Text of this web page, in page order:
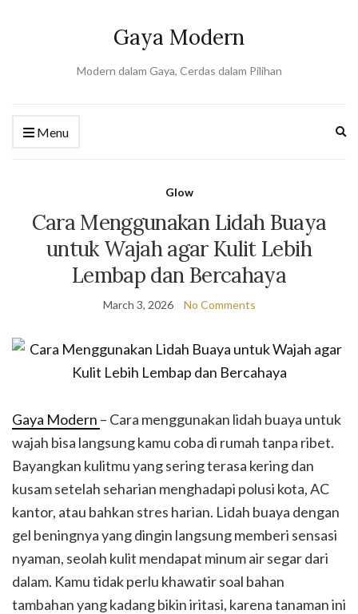
Gaya Modern
Modern dalam Gaya, Cerdas dalam Pilihan
Menu
Glow
Cara Menggunakan Lidah Buaya
untuk Wajah agar Kulit Lebih
Lembap dan Bercahaya
March 3, 2026 No Comments
Gaya Modern – Cara menggunakan lidah buaya untuk
wajah bisa langsung kamu coba di rumah tanpa ribet.
Bayangkan kulitmu yang sering terasa kering dan
kusam setelah seharian menghadapi polusi kota, AC
kantor, atau bahkan stres harian. Lidah buaya dengan
gel beningnya yang dingin langsung memberi sensasi
nyaman, seolah kulit mendapat minum air segar dari
dalam. Kamu tidak perlu khawatir soal bahan
tambahan yang kadang bikin iritasi, karena tanaman ini